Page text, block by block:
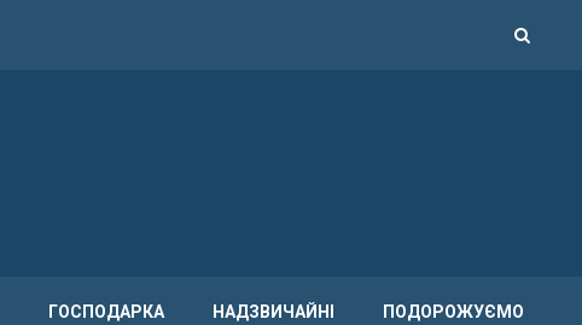
ГОСПОДАРКА
НАДЗВИЧАЙНІ
ПОДОРОЖУЄМО